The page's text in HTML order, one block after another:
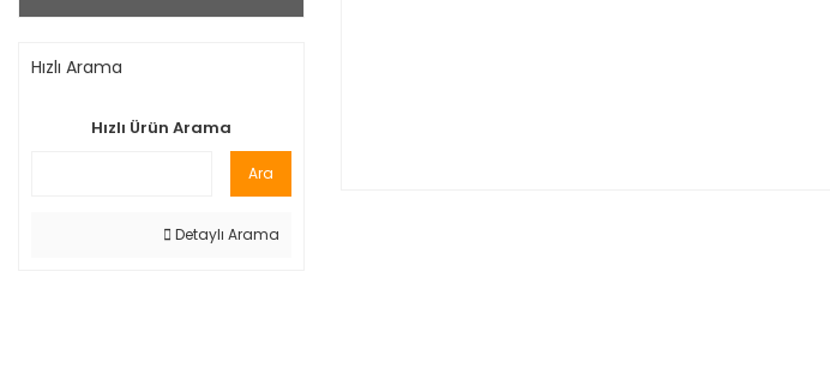
Hızlı Arama
Hızlı Ürün Arama
Ara
Detaylı Arama